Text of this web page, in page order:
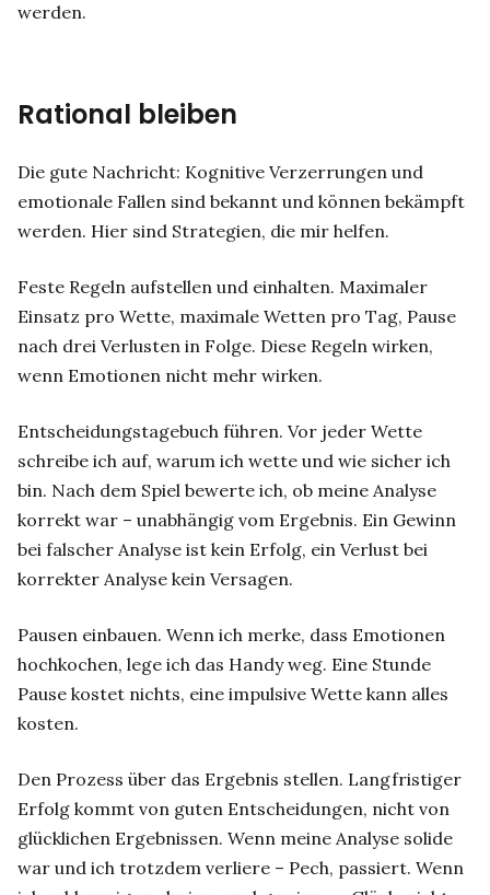
werden.
Rational bleiben
Die gute Nachricht: Kognitive Verzerrungen und
emotionale Fallen sind bekannt und können bekämpft
werden. Hier sind Strategien, die mir helfen.
Feste Regeln aufstellen und einhalten. Maximaler
Einsatz pro Wette, maximale Wetten pro Tag, Pause
nach drei Verlusten in Folge. Diese Regeln wirken,
wenn Emotionen nicht mehr wirken.
Entscheidungstagebuch führen. Vor jeder Wette
schreibe ich auf, warum ich wette und wie sicher ich
bin. Nach dem Spiel bewerte ich, ob meine Analyse
korrekt war – unabhängig vom Ergebnis. Ein Gewinn
bei falscher Analyse ist kein Erfolg, ein Verlust bei
korrekter Analyse kein Versagen.
Pausen einbauen. Wenn ich merke, dass Emotionen
hochkochen, lege ich das Handy weg. Eine Stunde
Pause kostet nichts, eine impulsive Wette kann alles
kosten.
Den Prozess über das Ergebnis stellen. Langfristiger
Erfolg kommt von guten Entscheidungen, nicht von
glücklichen Ergebnissen. Wenn meine Analyse solide
war und ich trotzdem verliere – Pech, passiert. Wenn